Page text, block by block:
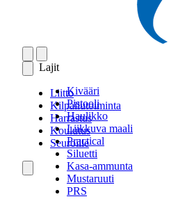
Lajit
Kivääri
Pistooli
Haulikko
Liikkuva maali
Practical
Siluetti
Kasa-ammunta
Mustaruuti
PRS
Liitto
Kilpailutoiminta
Harrastus
Koulutus
Seuroille